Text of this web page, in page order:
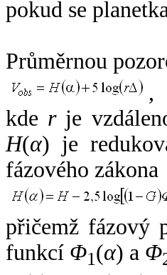
pokud se
Průměrnou
,
kde rje
H(α) je
fázového zákona
přičemž fázový
funkcí Φ1(α) a Φ